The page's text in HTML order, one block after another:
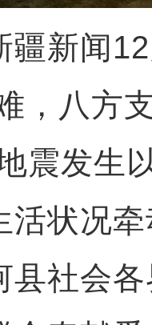
新闻12
，八方
震发生
活状况
县社会